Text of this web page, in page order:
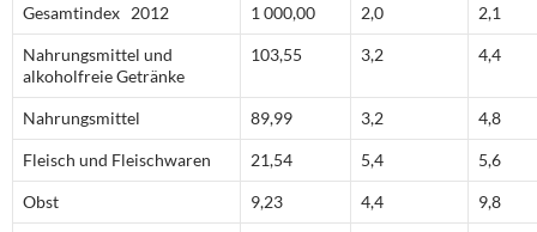
Gesamtindex 2012 1 000,00 2,0 2,1
Nahrungsmittel und
alkoholfreie Getränke
103,55 3,2 4,4
Nahrungsmittel 89,99 3,2 4,8
Fleisch und Fleischwaren 21,54 5,4 5,6
Obst 9,23 4,4 9,8